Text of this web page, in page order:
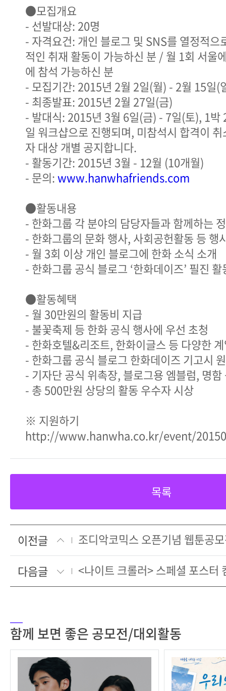
●모집개요
- 선발대상: 20명
- 자격요건: 개인 블로그 및 SNS를 열정적
적인 취재 활동이 가능하신 분 / 월 1회 서울
에 참석 가능하신 분
- 모집기간: 2015년 2월 2일(월) - 2월 15일(
- 최종발표: 2015년 2월 27일(금)
- 발대식: 2015년 3월 6일(금) - 7일(토), 1
일 워크샵으로 진행되며, 미참석시 합격이
자 대상 개별 공지합니다.
- 활동기간: 2015년 3월 - 12월 (10개월)
- 문의:www.hanwhafriends.com
●활동내용
- 한화그룹 각 분야의 담당자들과 함께하는
- 한화그룹의 문화 행사, 사회공헌활동 등 행
- 월 3회 이상 개인 블로그에 한화 소식 소개
- 한화그룹 공식 블로그 ‘한화데이즈’ 필진 활
●활동혜택
- 월 30만원의 활동비 지급
- 불꽃축제 등 한화 공식 행사에 우선 초청
- 한화호텔&리조트, 한화이글스 등 다양한
- 한화그룹 공식 블로그 한화데이즈 기고시
- 기자단 공식 위촉장, 블로그용 엠블럼, 명
- 총 500만원 상당의 활동 우수자 시상
※ 지원하기
http://www.hanwha.co.kr/event/
목록
이전글
조디악코믹스 오픈기념 웹툰공
다음글
<나이트 크롤러> 스페셜 포스터
함께 보면 좋은 공모전/대외활동